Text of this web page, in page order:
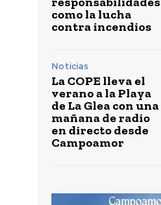
como la lucha
contra incendios
Noticias
La COPE lleva el
verano a la Playa
de La Glea con una
mañana de radio
en directo desde
Campoamor